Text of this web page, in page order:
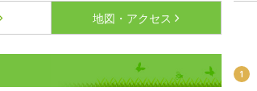
地図・アクセス
1